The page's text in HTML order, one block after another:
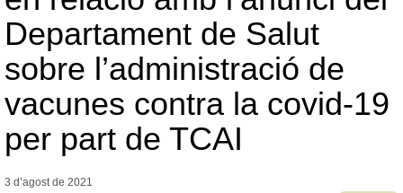
Departament de Salut
sobre l’administració de
vacunes contra la covid-19
per part de TCAI
3 d’agost de 2021